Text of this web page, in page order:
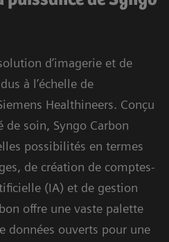
d’imagerie et de
à l’échelle de
Healthineers. Conçu
soin, Syngo Carbon
possibilités en termes
de création de comptes-
(IA) et de gestion
offre une vaste palette
données ouverts pour une